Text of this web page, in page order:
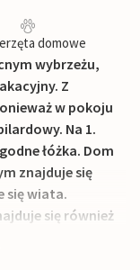
domowe
wybrzeżu,
Z
w pokoju
Na 1.
łóżka. Dom
znajduje się
się wiata.
się również
odkrywać